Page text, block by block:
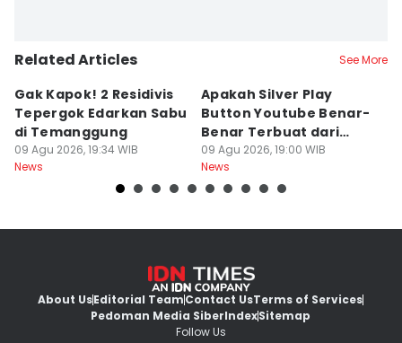
Related Articles See More
Gak Kapok! 2 Residivis
Tepergok Edarkan Sabu
di Temanggung
09 Agu 2026, 19:34 WIB
News
Apakah Silver Play
Button Youtube Benar-
Benar Terbuat dari
Perak Murni? Ini
Faktanya
09 Agu 2026, 19:00 WIB
News
About UsEditorial TeamContact UsTerms of Services
Pedoman Media SiberIndexSitemap
Follow Us